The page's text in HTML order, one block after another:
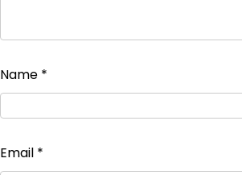
Name *
Email *